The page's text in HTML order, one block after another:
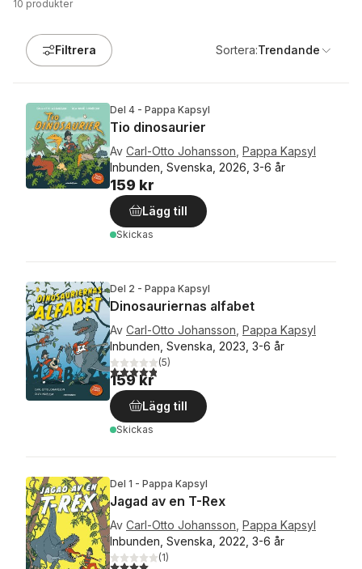
10 produkter
Filtrera Sortera:Trendande
Del 4 - Pappa Kapsyl
Tio dinosaurier
Av Carl-Otto Johansson Pappa Kapsyl
Inbunden, Svenska, 2026, 3-6 år
159 kr
Lägg till
Skickas
Del 2 - Pappa Kapsyl
Dinosauriernas alfabet
Av Carl-Otto Johansson Pappa Kapsyl
Inbunden, Svenska, 2023, 3-6 år
4,8utav 5 stjärnor. Totalt antal röster:
(5)
159 kr
Lägg till
Skickas
Del 1 - Pappa Kapsyl
Jagad av en T-Rex
Av Carl-Otto Johansson Pappa Kapsyl
Inbunden, Svenska, 2022, 3-6 år
4,0utav 5 stjärnor. Totalt antal röster:
(1)